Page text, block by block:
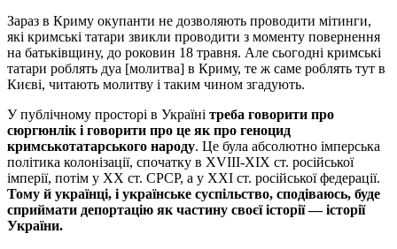
Зараз в Криму окупанти не дозволяють проводити мітинги,
які кримські татари звикли проводити з моменту повернення
на батьківщину, до роковин 18 травня. Але сьогодні кримські
татари роблять дуа [молитва] в Криму, те ж саме роблять тут в
Києві, читають молитву і таким чином згадують.
У публічному просторі в Україні треба говорити про
сюргюнлік і говорити про це як про геноцид
кримськотатарського народу. Це була абсолютно імперська
політика колонізації, спочатку в XVIII-XIX ст. російської
імперії, потім у XX ст. СРСР, а у XXI ст. російської федерації.
Тому й українці, і українське суспільство, сподіваюсь, буде
сприймати депортацію як частину своєї історії — історії
України.